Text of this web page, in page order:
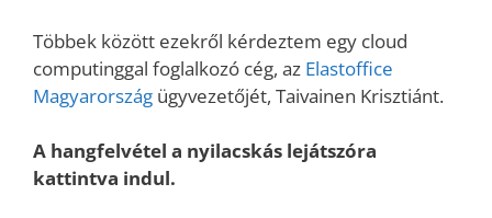
Többek között ezekről kérdeztem egy cloud
computinggal foglalkozó cég, az Elastoffice
Magyarország ügyvezetőjét, Taivainen Krisztiánt.
A hangfelvétel a nyilacskás lejátszóra
kattintva indul.